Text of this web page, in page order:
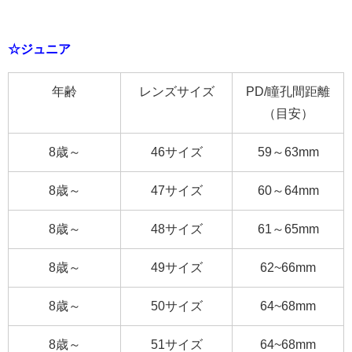
☆ジュニア
年齢 レンズサイズ
PD/瞳孔間距離
（目安）
8歳～ 46サイズ 59～63mm
8歳～ 47サイズ 60～64mm
8歳～ 48サイズ 61～65mm
8歳～ 49サイズ 62~66mm
8歳～ 50サイズ 64~68mm
8歳～ 51サイズ 64~68mm